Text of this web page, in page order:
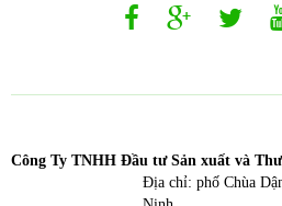
Công Ty TNHH Đầu tư Sản xuất và
Địa chỉ: phố Chùa